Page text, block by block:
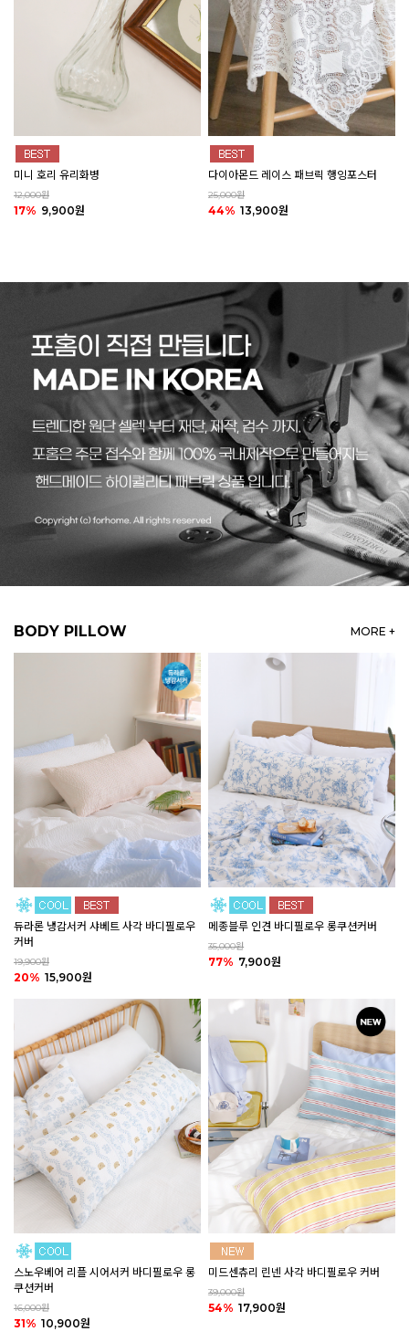
미니 호리 유리화병
12,000원
17% 9,900원
다이아몬드 레이스 패브릭 행잉포스터
25,000원
44% 13,900원
BODY PILLOW MORE +
듀라론 냉감서커 샤베트 사각 바디필로우
커버
19,900원
20% 15,900원
메종블루 인견 바디필로우 롱쿠션커버
35,000원
77% 7,900원
스노우베어 리플 시어서커 바디필로우 롱
쿠션커버
16,000원
31% 10,900원
미드센츄리 린넨 사각 바디필로우 커버
39,000원
54% 17,900원